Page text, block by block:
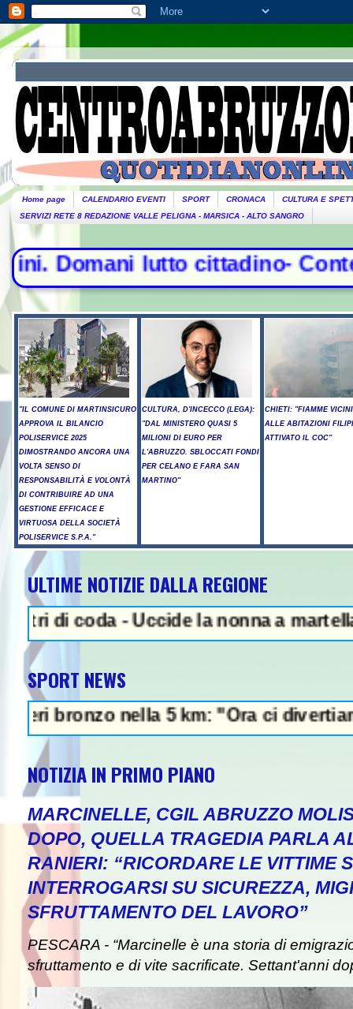
Home page CALENDARIO EVENTI SPORT CRONACA
CULTURA E
SERVIZI RETE 8 REDAZIONE VALLE PELIGNA - MARSICA - ALTO SANGRO
cittadino- Conte
"IL COMUNE DI MARTINSICURO
APPROVA IL BILANCIO
POLISERVICE 2025
DIMOSTRANDO ANCORA UNA
VOLTA SENSO DI
RESPONSABILITÀ E VOLONTÀ
DI CONTRIBUIRE AD UNA
GESTIONE EFFICACE E
VIRTUOSA DELLA SOCIETÀ
POLISERVICE S.P.A."
CULTURA, D'INCECCO (LEGA):
"DAL MINISTERO QUASI 5
MILIONI DI EURO PER
L'ABRUZZO. SBLOCCATI FONDI
PER CELANO E FARA SAN
MARTINO"
CHIETI: "FIAMME
ALLE ABITAZIONI
ATTIVATO IL COC"
ULTIME NOTIZIE DALLA REGIONE
- Uccide la nonna a martellate,
SPORT NEWS
nella 5 km: "Ora ci divertiamo in
NOTIZIA IN PRIMO PIANO
MARCINELLE, CGIL ABRUZZO
DOPO, QUELLA TRAGEDIA PARLA
RANIERI: “RICORDARE LE VITTIME
INTERROGARSI SU SICUREZZA,
SFRUTTAMENTO DEL LAVORO”
PESCARA - “Marcinelle è una storia di
sfruttamento e di vite sacrificate. Settant'anni
IN EVIDENZA - Sparatoria in